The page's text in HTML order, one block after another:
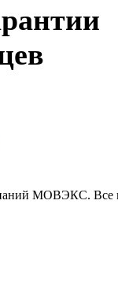
МОВЭКС. Все